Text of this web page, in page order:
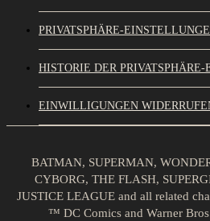
PRIVATSPHÄRE-
HISTORIE DER
EINWILLIGUNGEN
BATMAN, SUPERMAN,
CYBORG, THE FLASH,
JUSTICE LEAGUE and all related
™ DC Comics and Warner